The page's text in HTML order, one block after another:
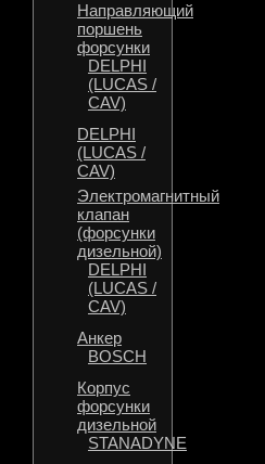
Направляющий
поршень
форсунки
DELPHI
(LUCAS /
CAV)
DELPHI
(LUCAS /
CAV)
Электромагнитный
клапан
(форсунки
дизельной)
DELPHI
(LUCAS /
CAV)
Анкер
BOSCH
Корпус
форсунки
дизельной
STANADYNE